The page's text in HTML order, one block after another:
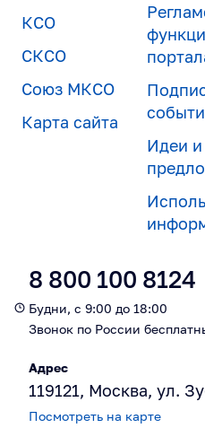
КСО
СКСО
Союз МКСО
Карта сайта
Идеи и
8 800 100 8124
Будни, с 9:00 до 18:00
Звонок по России
Адрес
119121, Москва, ул.
Посмотреть на карте